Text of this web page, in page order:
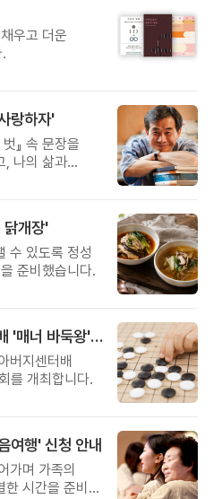
우고 더운
랑하자'
』 속 문장을
, 나의 삶과
닭개장'
수 있도록 정성
준비했습니다.
제3회 서초구 아버지센터배 '매너 바둑왕' 대회
버지센터배
를 개최합니다.
여행' 신청 안내
가며 가족의
시간을 준비해